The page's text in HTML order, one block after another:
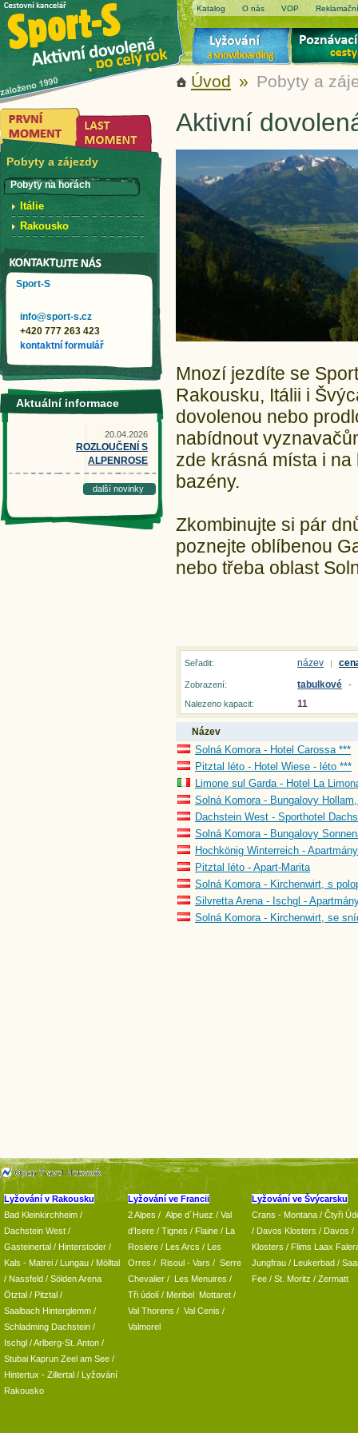
Katalog O nás VOP
Úvod » Pobyty a
Aktivní
Mnozí jezdíte se
Rakousku, Itálii i
dovolenou nebo
nabídnout
zde krásná místa i
bazény.
Zkombinujte si pár
poznejte oblíbenou
nebo třeba oblast
Seřadit: název |
Zobrazení: tabulkové
-
Nalezeno kapacit:
11
Název
Solná Komora - Hotel Carossa ***
Pitztal léto - Hotel Wiese - léto ***
Limone sul Garda - Hotel La
Solná Komora - Bungalovy
Dachstein West - Sporthotel
Solná Komora - Bungalovy
Hochkönig Winterreich -
Pitztal léto - Apart-Marita
Solná Komora - Kirchenwirt, s
Silvretta Arena - Ischgl -
Solná Komora - Kirchenwirt, se
Pobyty a zájezdy
Pobyty na horách
Itálie
Rakousko
Sport-S
info@sport-s.cz
+420 777 263 423
kontaktní formulář
Aktuální informace
20.04.2026
ROZLOUČENÍ S
ALPENROSE
další novinky
Lyžování v Rakousku
Bad Kleinkirchheim /
Dachstein West /
Gasteinertal / Hinterstoder /
Kals - Matrei / Lungau / Mölltal
/ Nassfeld / Sölden Arena
Ötztal / Pitztal /
Saalbach Hinterglemm /
Schladming Dachstein /
Ischgl /Arlberg-St. Anton /
Stubai Kaprun Zeel am See /
Hintertux - Zillertal / Lyžování
Rakousko
Lyžování ve Francii
2 Alpes / Alpe d´Huez / Val
d’Isere / Tignes / Flaine / La
Rosiere / Les Arcs / Les
Orres / Risoul - Vars / Serre
Chevalier / Les Menuires /
Tři údolí / Meribel Mottaret /
Val Thorens / Val Cenis /
Valmorel
Lyžování ve Švýcarsku
Crans - Montana / Čtyři
/ Davos Klosters / Davos /
Klosters / Flims Laax
Jungfrau / Leukerbad /
Fee / St. Moritz / Zermatt